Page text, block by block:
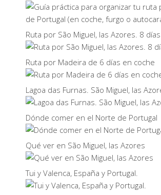
Ruta por São Miguel, las Azores. 8 días
Ruta por Madeira de 6 días en coche
Lagoa das Furnas. São Miguel, las
Dónde comer en el Norte de Portugal
Qué ver en São Miguel, las Azores
Tui y Valenca, España y Portugal.